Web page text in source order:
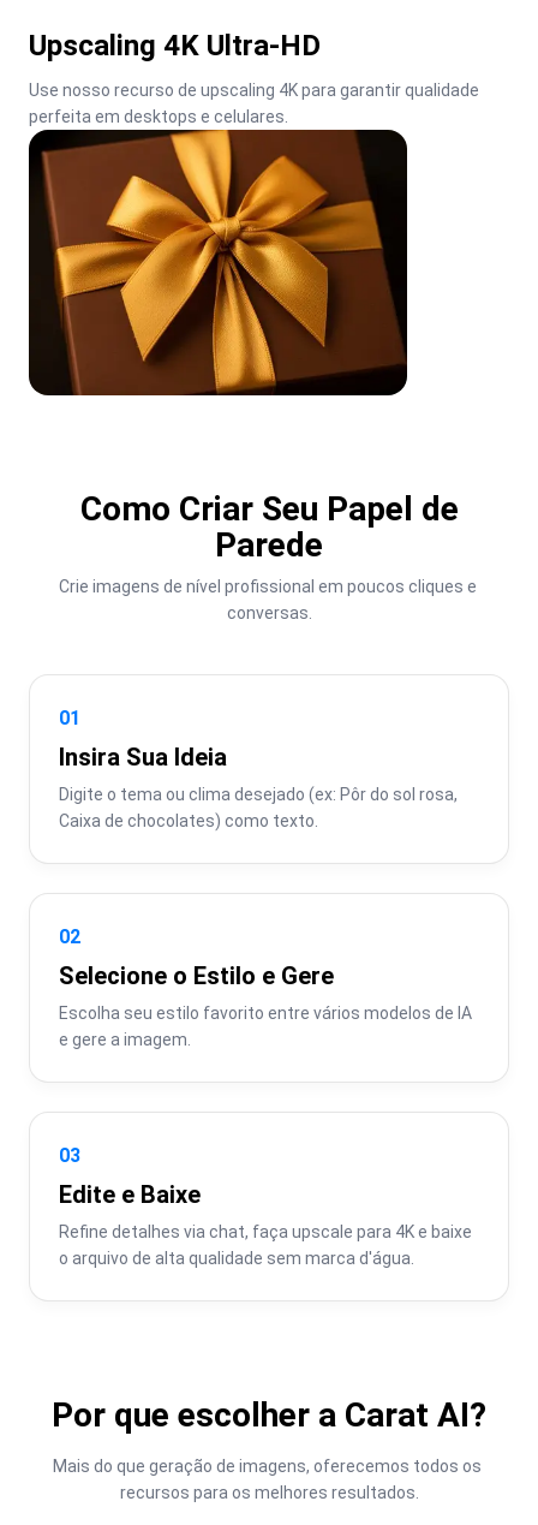
Upscaling 4K Ultra-HD
Use nosso recurso de upscaling 4K para garantir qualidade
perfeita em desktops e celulares.
Como Criar Seu Papel de
Parede
Crie imagens de nível profissional em poucos cliques e
conversas.
01
Insira Sua Ideia
Digite o tema ou clima desejado (ex: Pôr do sol rosa,
Caixa de chocolates) como texto.
02
Selecione o Estilo e Gere
Escolha seu estilo favorito entre vários modelos de IA
e gere a imagem.
03
Edite e Baixe
Refine detalhes via chat, faça upscale para 4K e baixe
o arquivo de alta qualidade sem marca d'água.
Por que escolher a Carat AI?
Mais do que geração de imagens, oferecemos todos os
recursos para os melhores resultados.